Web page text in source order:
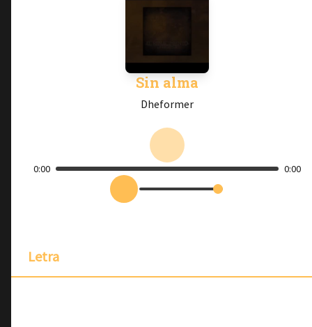
Sin alma
Dheformer
0:00 0:00
Letra